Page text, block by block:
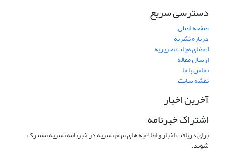
دسترسی سریع
صفحه اصلی
درباره نشریه
اعضای هیات تحریریه
ارسال مقاله
تماس با ما
نقشه سایت
آخرین اخبار
اشتراک خبرنامه
برای دریافت اخبار و اطلاعیه های مهم نشریه در خبرنامه نشریه مشترک
شوید.